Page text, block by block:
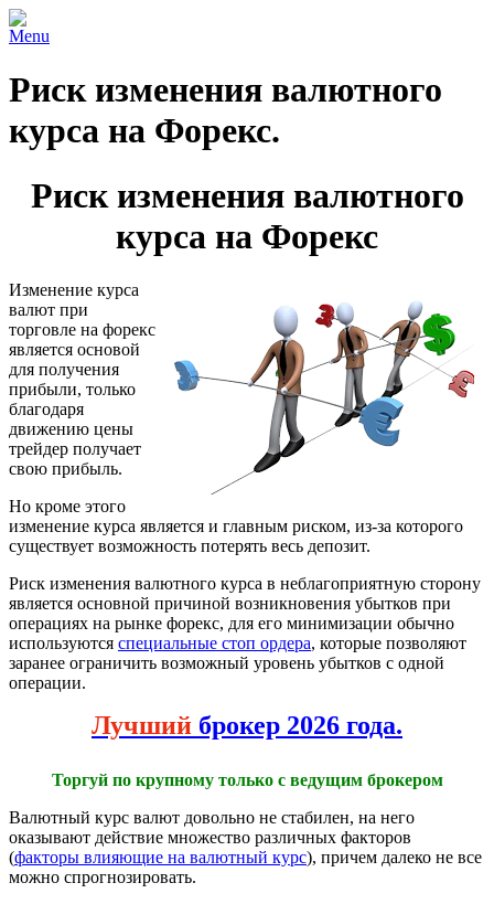
Menu
Риск изменения валютного
курса на Форекс.
Риск изменения валютного
курса на Форекс
Изменение курса
валют при
торговле на форекс
является основой
для получения
прибыли, только
благодаря
движению цены
трейдер получает
свою прибыль.
Но кроме этого
изменение курса является и главным риском, из-за которого
существует возможность потерять весь депозит.
Риск изменения валютного курса в неблагоприятную сторону
является основной причиной возникновения убытков при
операциях на рынке форекс, для его минимизации обычно
используются специальные стоп ордера, которые позволяют
заранее ограничить возможный уровень убытков с одной
операции.
Лучший брокер 2026 года.
Торгуй по крупному только с ведущим брокером
Валютный курс валют довольно не стабилен, на него
оказывают действие множество различных факторов
(факторы влияющие на валютный курс), причем далеко не все
можно спрогнозировать.